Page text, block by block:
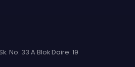
No: 33 A Blok Daire: 19